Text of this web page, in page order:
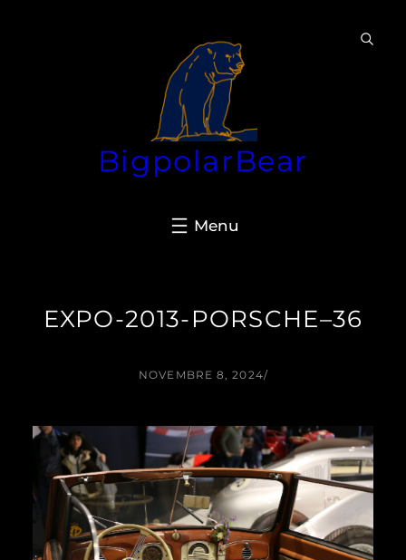
BigpolarBear
EXPO-2013-PORSCHE–36
NOVEMBRE 8, 2024/